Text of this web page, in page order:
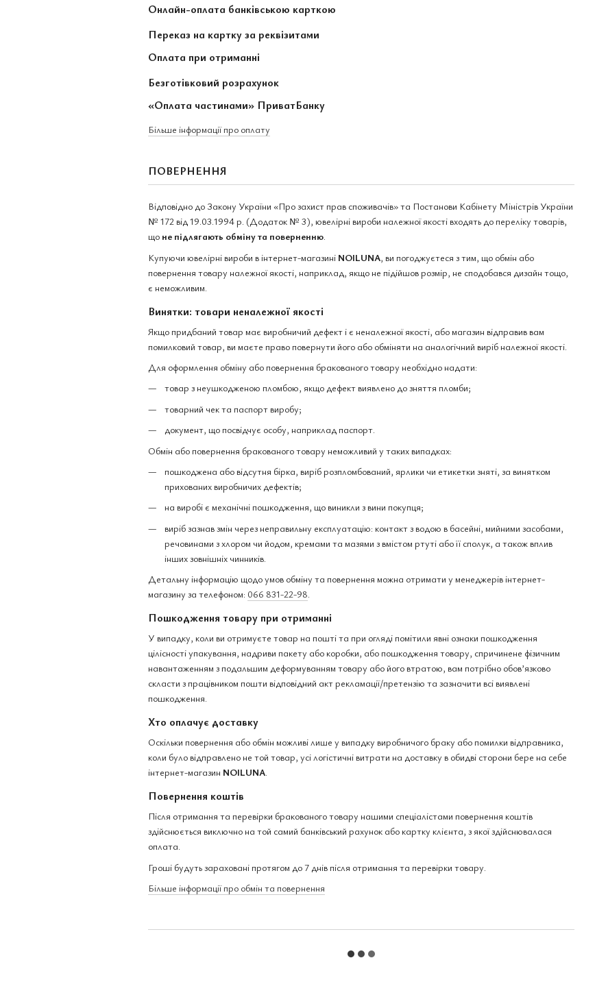
Онлайн-оплата банківською карткою
Переказ на картку за реквізитами
Оплата при отриманні
Безготівковий розрахунок
«Оплата частинами» ПриватБанку
Більше інформації про оплату
ПОВЕРНЕННЯ
Відповідно до Закону України «Про захист прав споживачів» та Постанови Кабінету Міністрів України
№ 172 від 19.03.1994 р. (Додаток № 3), ювелірні вироби належної якості входять до переліку товарів,
що не підлягають обміну та поверненню.
Купуючи ювелірні вироби в інтернет-магазині NOILUNA, ви погоджуєтеся з тим, що обмін або
повернення товару належної якості, наприклад, якщо не підійшов розмір, не сподобався дизайн тощо,
є неможливим.
Винятки: товари неналежної якості
Якщо придбаний товар має виробничий дефект і є неналежної якості, або магазин відправив вам
помилковий товар, ви маєте право повернути його або обміняти на аналогічний виріб належної якості.
Для оформлення обміну або повернення бракованого товару необхідно надати:
товар з неушкодженою пломбою, якщо дефект виявлено до зняття пломби;
товарний чек та паспорт виробу;
документ, що посвідчує особу, наприклад паспорт.
Обмін або повернення бракованого товару неможливий у таких випадках:
пошкоджена або відсутня бірка, виріб розпломбований, ярлики чи етикетки зняті, за винятком
прихованих виробничих дефектів;
на виробі є механічні пошкодження, що виникли з вини покупця;
виріб зазнав змін через неправильну експлуатацію: контакт з водою в басейні, мийними засобами,
речовинами з хлором чи йодом, кремами та мазями з вмістом ртуті або її сполук, а також вплив
інших зовнішніх чинників.
Детальну інформацію щодо умов обміну та повернення можна отримати у менеджерів інтернет-
магазину за телефоном: 066 831-22-98.
Пошкодження товару при отриманні
У випадку, коли ви отримуєте товар на пошті та при огляді помітили явні ознаки пошкодження
цілісності упакування, надриви пакету або коробки, або пошкодження товару, спричинене фізичним
навантаженням з подальшим деформуванням товару або його втратою, вам потрібно обов’язково
скласти з працівником пошти відповідний акт рекламації/претензію та зазначити всі виявлені
пошкодження.
Хто оплачує доставку
Оскільки повернення або обмін можливі лише у випадку виробничого браку або помилки відправника,
коли було відправлено не той товар, усі логістичні витрати на доставку в обидві сторони бере на себе
інтернет-магазин NOILUNA.
Повернення коштів
Після отримання та перевірки бракованого товару нашими спеціалістами повернення коштів
здійснюється виключно на той самий банківський рахунок або картку клієнта, з якої здійснювалася
оплата.
Гроші будуть зараховані протягом до 7 днів після отримання та перевірки товару.
Більше інформації про обмін та повернення